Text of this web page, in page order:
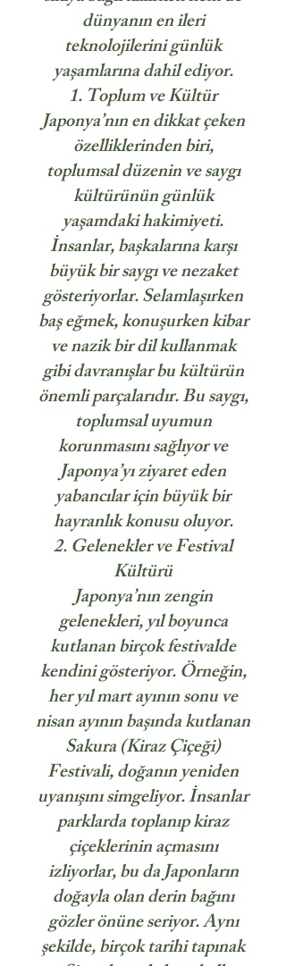
dünyanın en ileri
teknolojilerini günlük
yaşamlarına dahil ediyor.
1. Toplum ve Kültür
Japonya’nın en dikkat çeken
özelliklerinden biri,
toplumsal düzenin ve saygı
kültürünün günlük
yaşamdaki hakimiyeti.
İnsanlar, başkalarına karşı
büyük bir saygı ve nezaket
gösteriyorlar. Selamlaşırken
baş eğmek, konuşurken kibar
ve nazik bir dil kullanmak
gibi davranışlar bu kültürün
önemli parçalarıdır. Bu saygı,
toplumsal uyumun
korunmasını sağlıyor ve
Japonya’yı ziyaret eden
yabancılar için büyük bir
hayranlık konusu oluyor.
2. Gelenekler ve Festival
Kültürü
Japonya’nın zengin
gelenekleri, yıl boyunca
kutlanan birçok festivalde
kendini gösteriyor. Örneğin,
her yıl mart ayının sonu ve
nisan ayının başında kutlanan
Sakura (Kiraz Çiçeği)
Festivali, doğanın yeniden
uyanışını simgeliyor. İnsanlar
parklarda toplanıp kiraz
çiçeklerinin açmasını
izliyorlar, bu da Japonların
doğayla olan derin bağını
gözler önüne seriyor. Aynı
şekilde, birçok tarihi tapınak